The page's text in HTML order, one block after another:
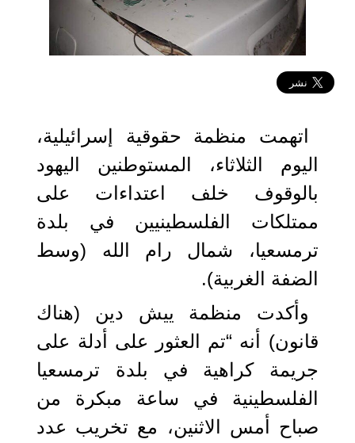
اتهمت منظمة حقوقية إسرائيلية،
اليوم الثلاثاء، المستوطنين اليهود
بالوقوف خلف اعتداءات على
ممتلكات الفلسطينيين في بلدة
ترمسعيا، شمال رام الله (وسط
الضفة الغربية).
وأكدت منظمة ييش دين (هناك
قانون) أنه “تم العثور على أدلة على
جريمة كراهية في بلدة ترمسعيا
الفلسطينية في ساعة مبكرة من
صباح أمس الاثنين، مع تخريب عدد